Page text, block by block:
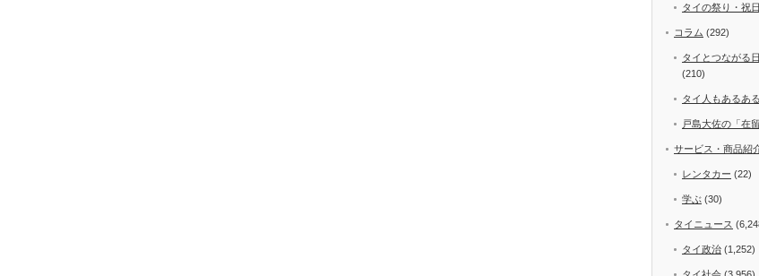
タイの祭り・祝日
コラム (292)
タイとつながる
(210)
タイ人もあるあ
戸島大佐の「在
サービス・商品紹
レンタカー (22)
学ぶ (30)
タイニュース
タイ政治 (1,252)